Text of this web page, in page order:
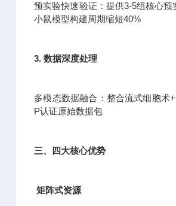
预实验快速验证：提供3-5组核心
小鼠模型构建周期缩短40%
3. 数据深度处理
多模态数据融合：整合流式细胞术
P认证原始数据包
三、四大核心优势
矩阵式资源